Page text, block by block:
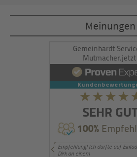
powered byUsercentrics
Management Platform&
Meinungen